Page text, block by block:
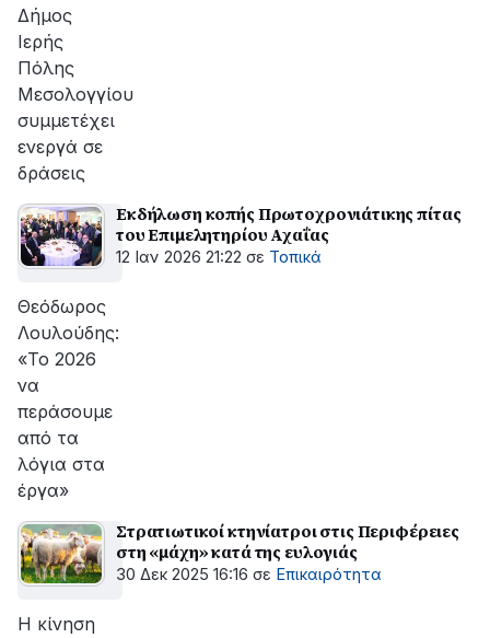
Δήμος
Ιερής
Πόλης
Μεσολογγίου
συμμετέχει
ενεργά σε
δράσεις
Εκδήλωση κοπής Πρωτοχρονιάτικης πίτας
του Επιμελητηρίου Αχαΐας
12 Ιαν 2026 21:22 σε Τοπικά
Θεόδωρος
Λουλούδης:
«Το 2026
να
περάσουμε
από τα
λόγια στα
έργα»
Στρατιωτικοί κτηνίατροι στις Περιφέρειες
στη «μάχη» κατά της ευλογιάς
30 Δεκ 2025 16:16 σε Επικαιρότητα
Η κίνηση